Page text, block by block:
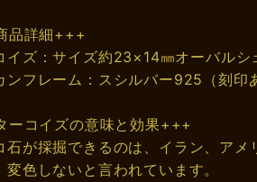
品詳細+++
イズ：サイズ約23×14㎜オーバル
ンフレーム：スシルバー925（刻印
ーコイズの意味と効果+++
石が採掘できるのは、イラン、ア
変色しないと言われています。